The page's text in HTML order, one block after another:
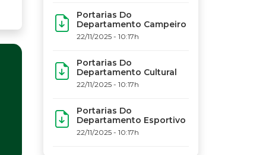
Portarias Do
Departamento Campeiro
22/11/2025 - 10:17h
Portarias Do
Departamento Cultural
22/11/2025 - 10:17h
Portarias Do
Departamento Esportivo
22/11/2025 - 10:17h